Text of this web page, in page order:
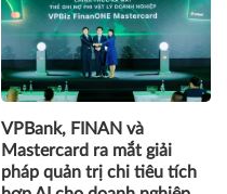
VPBank, FINAN và
Mastercard ra mắt giải
pháp quản trị chi tiêu tích